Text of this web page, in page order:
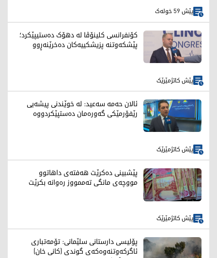
پێش 59 خولەک
کۆنفرانسی کلینۆڤا لە دهۆک دەستیپێکرد؛
پێشکەوتنە پزیشکییەکان دەخرێنەڕوو
پێش کاتژمێرێک
ئالان حەمە سەعید: لە خوێندنی پیشەیی
رێفۆرمێکی گەورەمان دەستپێکردووە
پێش کاتژمێرێک
پێشبینی دەکرێت هەفتەی داهاتوو
مووچەی مانگی تەممووز رەوانە بکرێت
پێش کاتژمێرێک
پۆلیسی دارستانی سلێمانی: تۆمەتباری
ئاگرکەوتنەوەکەی گوندی (کانی خان)